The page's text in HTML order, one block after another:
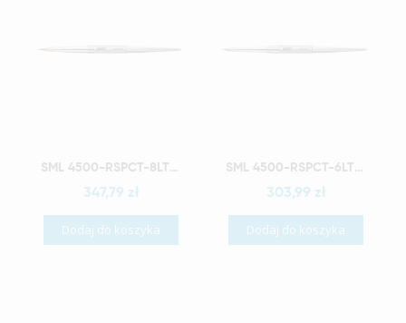
Szybki podgląd SML 4500-RSPCT-8LT COMPLETE BRUSH '8' LONG TIP
347,79 zł
Dodaj do koszyka
Szybki podgląd SML 4500-RSPCT-6LT COMPLETE BRUSH '6' LONG TIP
303,99 zł
Dodaj do koszyka